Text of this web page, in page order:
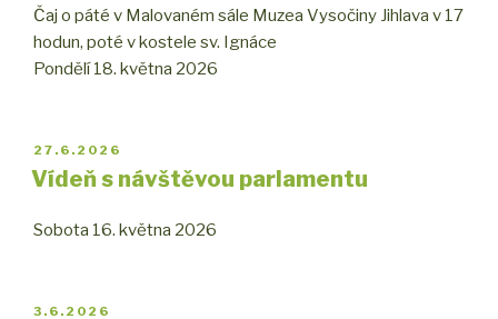
Čaj o páté v Malovaném sále Muzea Vysočiny Jihlava v 17
hodun, poté v kostele sv. Ignáce
Pondělí 18. května 2026
PUBLIKOVÁNO
27.6.2026
Vídeň s návštěvou parlamentu
Sobota 16. května 2026
PUBLIKOVÁNO
3.6.2026